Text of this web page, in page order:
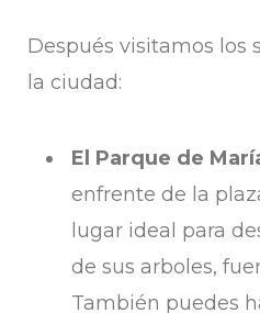
Después visitamos los
la ciudad:
El Parque de
enfrente de la
lugar ideal para
de sus arboles,
También puedes